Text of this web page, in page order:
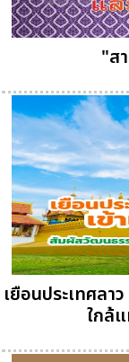
"ส
เยือนประเทศล
ใกล้